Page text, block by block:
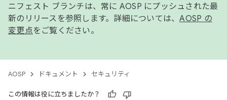
ニフェスト ブランチは、常に AOSP にプッシュされた最
新のリリースを参照します。詳細については、AOSP の
変更点をご覧ください。
AOSP ドキュメント セキュリティ
この情報は役に立ちましたか？